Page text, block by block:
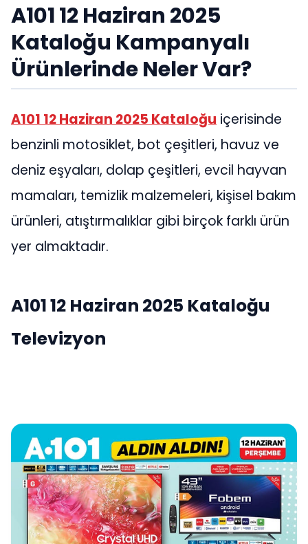
A101 12 Haziran 2025
Kataloğu Kampanyalı
Ürünlerinde Neler Var?
A101 12 Haziran 2025 Kataloğu içerisinde
benzinli motosiklet, bot çeşitleri, havuz ve
deniz eşyaları, dolap çeşitleri, evcil hayvan
mamaları, temizlik malzemeleri, kişisel bakım
ürünleri, atıştırmalıklar gibi birçok farklı ürün
yer almaktadır.
A101 12 Haziran 2025 Kataloğu
Televizyon